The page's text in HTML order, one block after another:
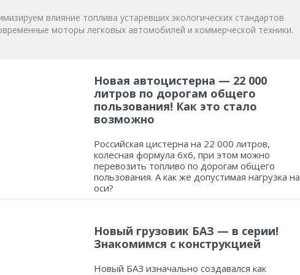
влияние топлива устаревших экологических стандартов
моторы легковых автомобилей и коммерческой техники.
Новая автоцистерна — 22 000
литров по дорогам общего
пользования! Как это стало
возможно
Российская цистерна на 22 000 литров,
колесная формула 6х6, при этом можно
перевозить топливо по дорогам общего
пользования. А как же допустимая нагрузка на
оси?
Новый грузовик БАЗ — в серии!
Знакомимся с конструкцией
Новый БАЗ изначально создавался как